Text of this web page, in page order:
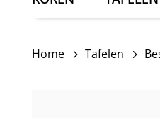
Home 5 Tafelen 5